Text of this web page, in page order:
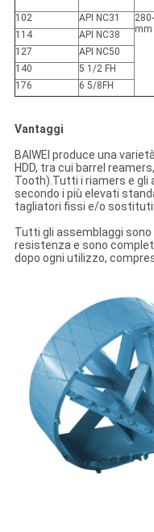
102 API NC31
mm
114
API NC38
127
API NC50
140
5 1/2 FH
176
6 5/8FH
Vantaggi
BAIWEI produce una
HDD, tra cui barrel
Tooth).Tutti i riamers e gli
secondo i più elevati
tagliatori fissi e/o
Tutti gli assemblaggi
resistenza e sono
dopo ogni utilizzo,